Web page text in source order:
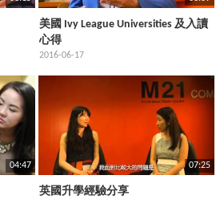
美國 Ivy League Universities 及入讀
心得
2016-06-17
04:47 07:25
英國升學經驗分享